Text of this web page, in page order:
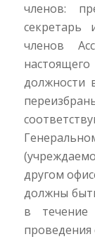
членов:
секретарь
членов
должности
другом
должны
в
проведения